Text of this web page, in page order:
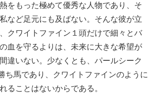
をもった極めて優秀な人物であり、そ
など足元にも及ばない。そんな彼が立
クワイトファイン１頭だけで細々とバ
血を守るよりは、未来に大きな希望が
違いない。少なくとも、パールシーク
ち馬であり、クワイトファインのように
ることはないからである。